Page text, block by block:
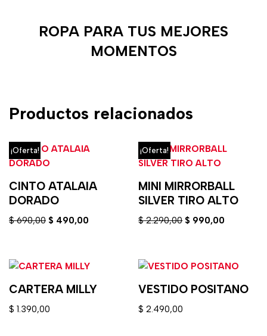
ROPA PARA TUS MEJORES
MOMENTOS
Productos relacionados
¡Oferta!
CINTO ATALAIA
DORADO
$690,00 $ 490,00
¡Oferta!
MINI MIRRORBALL
SILVER TIRO ALTO
$2.290,00 $ 990,00
CARTERA MILLY
$ 1.390,00
VESTIDO POSITANO
$ 2.490,00